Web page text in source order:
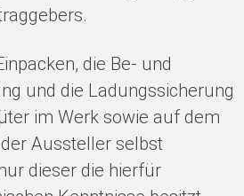
die Be- und
und die Ladungssicherung
im Werk sowie auf dem
Aussteller selbst
dieser die hierfür